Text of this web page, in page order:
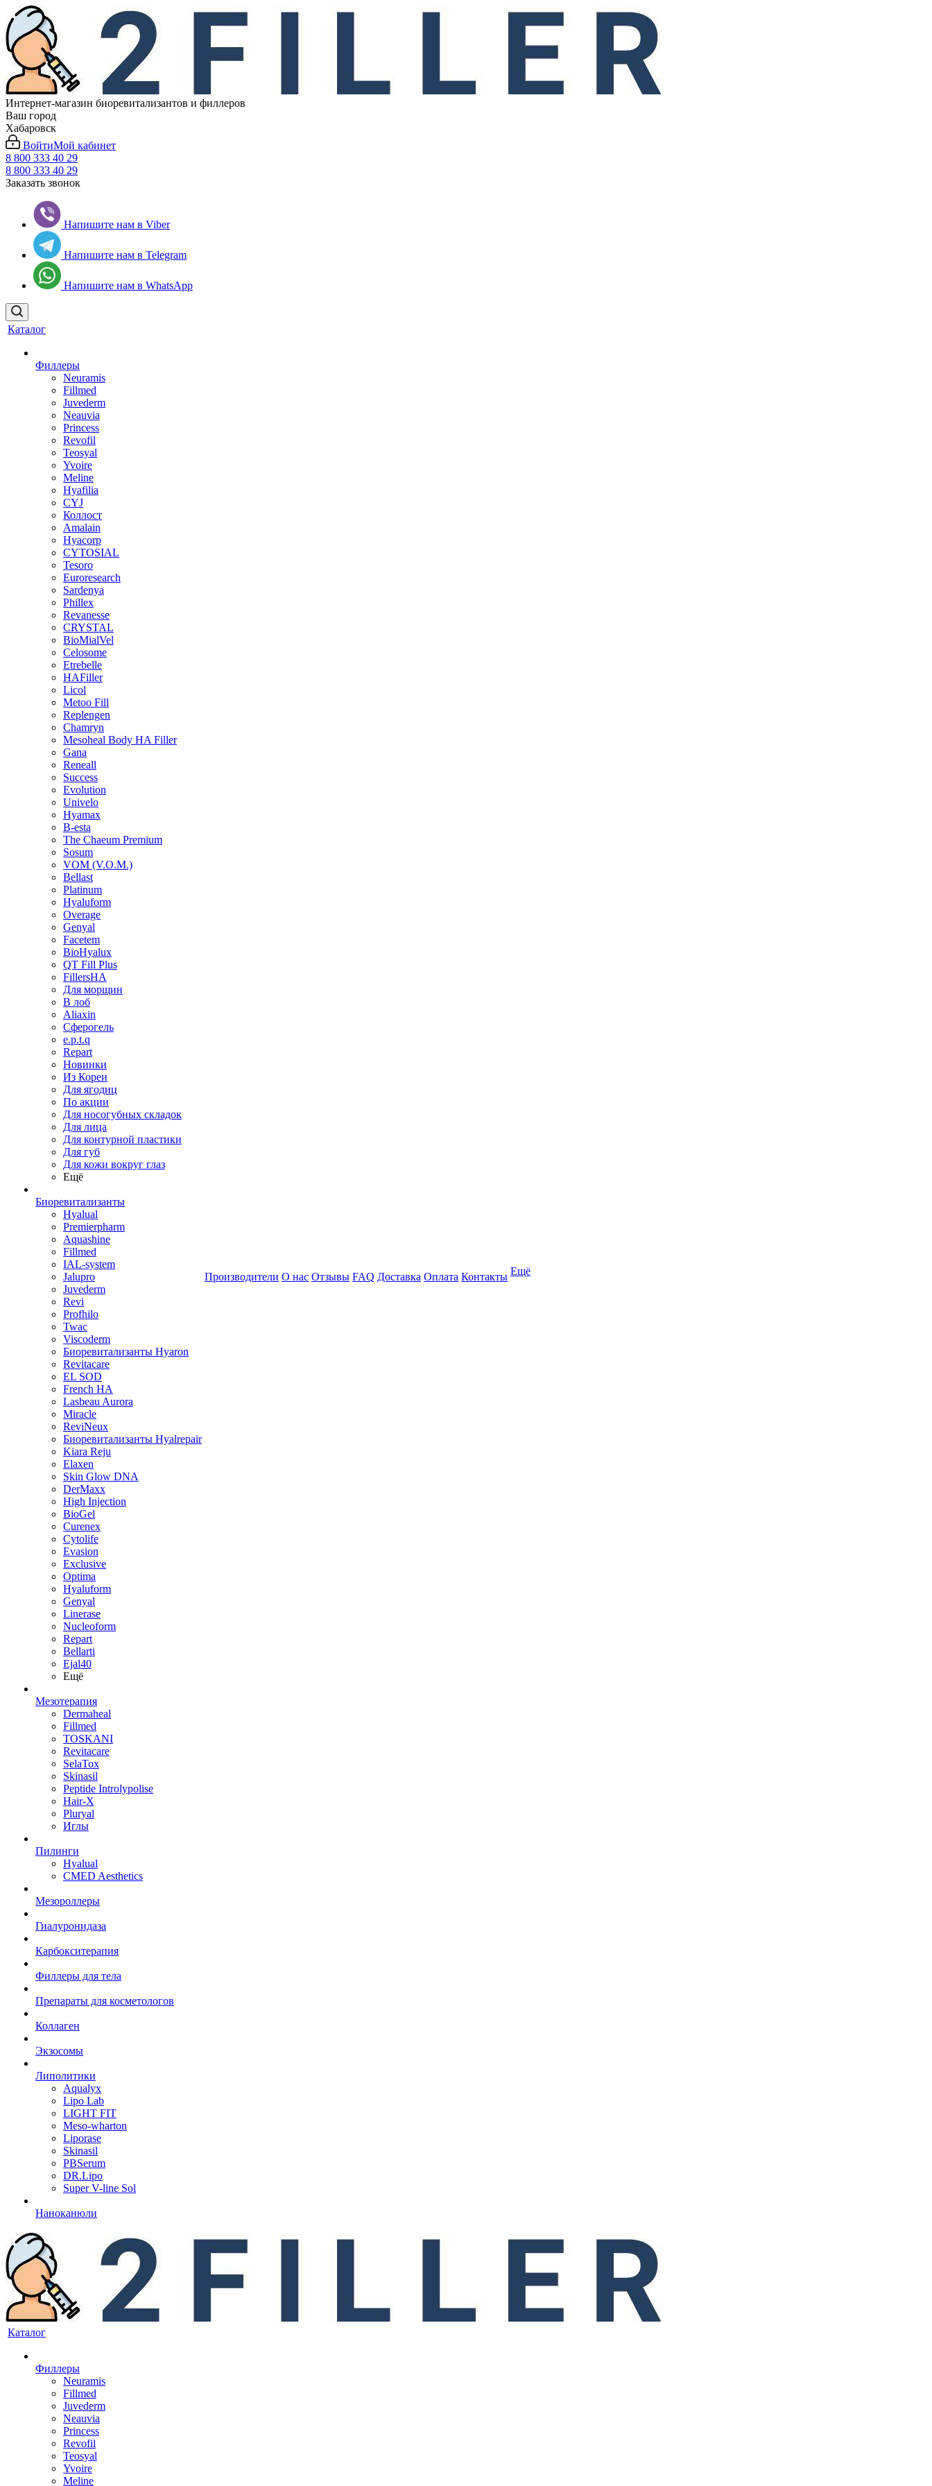
Интернет-магазин биоревитализантов и филлеров
Ваш город
Хабаровск
ВойтиМой кабинет
8 800 333 40 29
8 800 333 40 29
Заказать звонок
Напишите нам в Viber
Напишите нам в Telegram
Напишите нам в WhatsApp
Каталог
Филлеры
Neuramis
Fillmed
Juvederm
Neauvia
Princess
Revofil
Teosyal
Yvoire
Meline
Hyafilia
CYJ
Коллост
Amalain
Hyacorp
CYTOSIAL
Tesoro
Euroresearch
Sardenya
Phillex
Revanesse
CRYSTAL
BioMialVel
Celosome
Etrebelle
HAFiller
Licol
Metoo Fill
Replengen
Chamryn
Mesoheal Body HA Filler
Gana
Reneall
Success
Evolution
Univelo
Hyamax
B-esta
The Chaeum Premium
Sosum
VOM (V.O.M.)
Bellast
Platinum
Hyaluform
Overage
Genyal
Facetem
BioHyalux
QT Fill Plus
FillersHA
Для морщин
В лоб
Aliaxin
Сферогель
e.p.t.q
Repart
Новинки
Из Кореи
Для ягодиц
По акции
Для носогубных складок
Для лица
Для контурной пластики
Для губ
Для кожи вокруг глаз
Ещё
Биоревитализанты
Hyalual
Premierpharm
Aquashine
Fillmed
IAL-system
Jalupro
Juvederm
Revi
Profhilo
Twac
Viscoderm
Биоревитализанты Hyaron
Revitacare
EL SOD
French HA
Lasbeau Aurora
Miracle
ReviNeux
Биоревитализанты Hyalrepair
Kiara Reju
Elaxen
Skin Glow DNA
DerMaxx
High Injection
BioGel
Curenex
Cytolife
Evasion
Exclusive
Optima
Hyaluform
Genyal
Linerase
Nucleoform
Repart
Bellarti
Ejal40
Ещё
Мезотерапия
Dermaheal
Fillmed
TOSKANI
Revitacare
SelaTox
Skinasil
Peptide Introlypolise
Hair-X
Pluryal
Иглы
Пилинги
Hyalual
CMED Aesthetics
Мезороллеры
Гиалуронидаза
Карбокситерапия
Филлеры для тела
Препараты для косметологов
Коллаген
Экзосомы
Липолитики
Aqualyx
Lipo Lab
LIGHT FIT
Meso-wharton
Liporase
Skinasil
PBSerum
DR.Lipo
Super V-line Sol
Наноканюли
Производители О нас Отзывы FAQ Доставка Оплата Контакты Ещё
Каталог
Филлеры
Neuramis
Fillmed
Juvederm
Neauvia
Princess
Revofil
Teosyal
Yvoire
Meline